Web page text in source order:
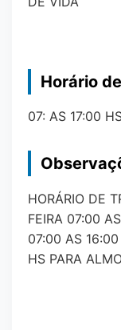
Horário
07: AS 17:00
HORÁRIO DE
FEIRA 07:00
07:00 AS 16:00
HS PARA